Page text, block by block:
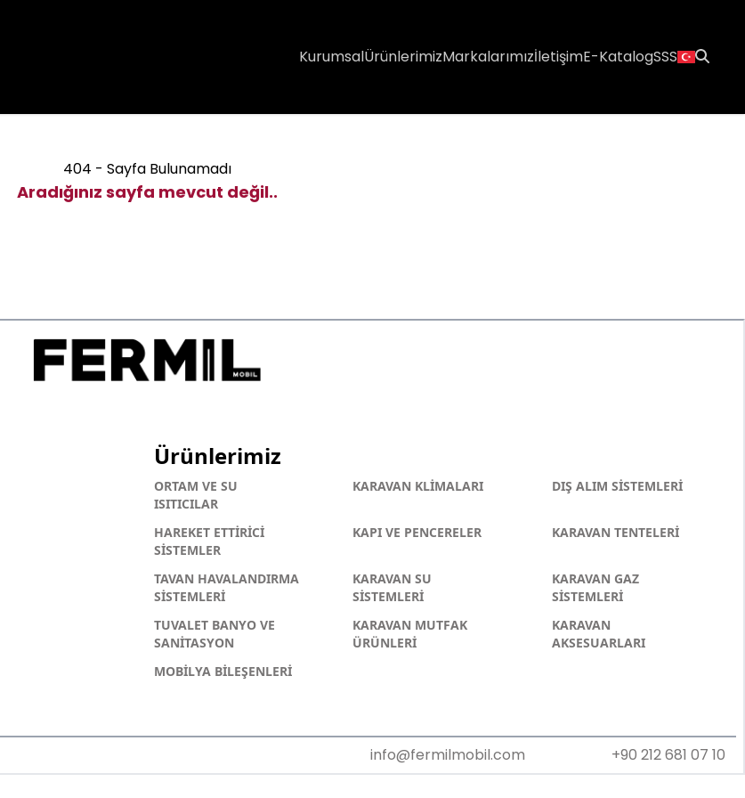
KurumsalÜrünlerimizMarkalarımızİletişimE-KatalogSSS
404 - Sayfa Bulunamadı
Aradığınız sayfa mevcut değil..
Ürünlerimiz
ORTAM VE SU
ISITICILAR
KARAVAN KLİMALARI DIŞ ALIM SİSTEMLERİ
HAREKET ETTİRİCİ
SİSTEMLER
KAPI VE PENCERELER KARAVAN TENTELERİ
TAVAN HAVALANDIRMA
SİSTEMLERİ
KARAVAN SU
SİSTEMLERİ
KARAVAN GAZ
SİSTEMLERİ
TUVALET BANYO VE
SANİTASYON
KARAVAN MUTFAK
ÜRÜNLERİ
KARAVAN
AKSESUARLARI
MOBİLYA BİLEŞENLERİ
info@fermilmobil.com +90 212 681 07 10